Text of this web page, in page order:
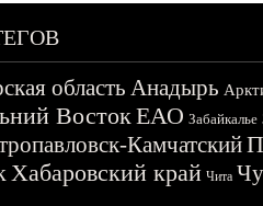
область Анадырь
ВостокЕАО Забайкалье
Камчатский
Хабаровский край Чита